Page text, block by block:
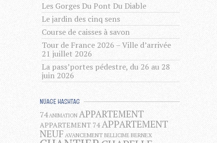
Les Gorges Du Pont Du Diable
Le jardin des cinq sens
Course de caisses à savon
Tour de France 2026 – Ville d’arrivée
21 juillet 2026
La pass’portes pédestre, du 26 au 28
juin 2026
NUAGE HASHTAG
74 ANIMATION APPARTEMENT
APPARTEMENT 74APPARTEMENT
NEUF AVANCEMENT BELLICIME BERNEX